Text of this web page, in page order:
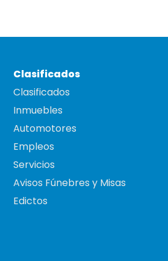
Clasificados
Clasificados
Inmuebles
Automotores
Empleos
Servicios
Avisos Fúnebres y Misas
Edictos